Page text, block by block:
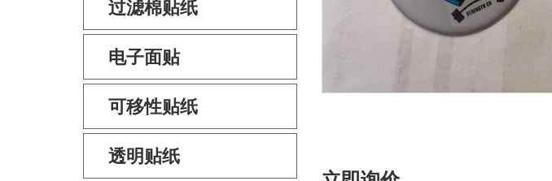
过滤棉贴纸
电子面贴
可移性贴纸
透明贴纸